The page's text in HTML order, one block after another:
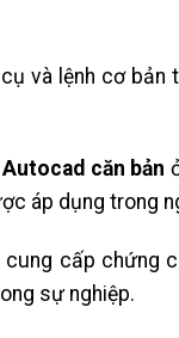
và lệnh cơ
căn bản
áp dụng trong
cung cấp chứng
sự nghiệp.